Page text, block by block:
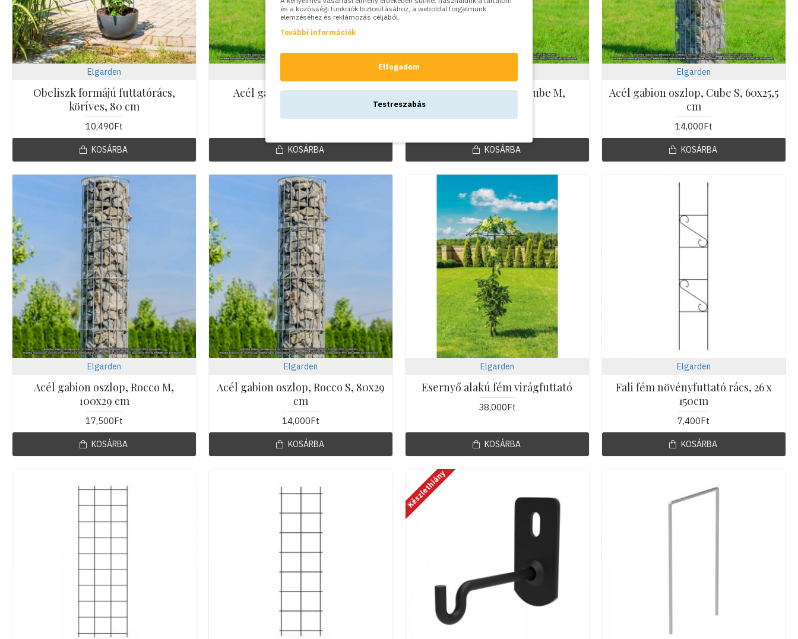
Elgarden
Obeliszk formájú futtatórács,
köríves, 80 cm
10,490Ft
KOSÁRBA
Acél gabion oszlop, Cube L,
KOSÁRBA
Acél gabion oszlop, Cube M,
KOSÁRBA
Elgarden
Acél gabion oszlop, Cube S, 60x25,5
cm
14,000Ft
KOSÁRBA
Elgarden
Acél gabion oszlop, Rocco M,
100x29 cm
17,500Ft
KOSÁRBA
Elgarden
Acél gabion oszlop, Rocco S, 80x29
cm
14,000Ft
KOSÁRBA
Elgarden
Esernyő alakú fém virágfuttató
38,000Ft
KOSÁRBA
Elgarden
Fali fém növényfuttató rács, 26 x
150cm
7,400Ft
KOSÁRBA
Készlethiány
és a közösségi funkciók biztosításához, a weboldal forgalmunk
elemzéséhez és reklámozás céljából.
További információk
Elfogadom
Testreszabás